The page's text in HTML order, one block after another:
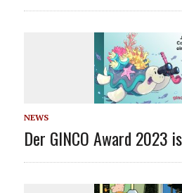
NEWS
Der GINCO Award 2023